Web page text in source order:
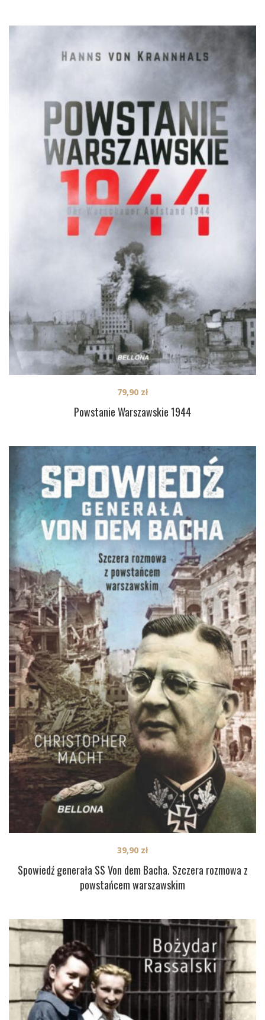
Powstanie Warszawskie 1944
79,90 zł
Spowiedź generała SS Von dem Bacha. Szczera rozmowa z
powstańcem warszawskim
39,90 zł